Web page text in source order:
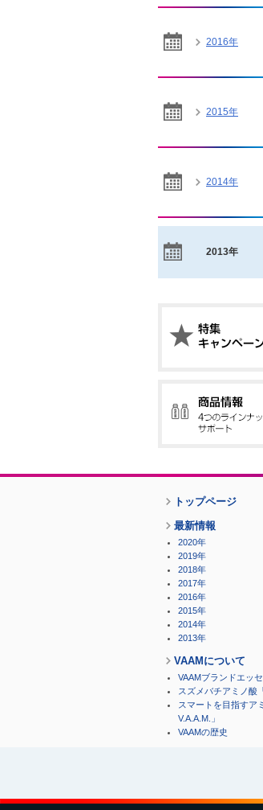
2016年
2015年
2014年
2013年
トップページ
最新情報
2020年
2019年
2018年
2017年
2016年
2015年
2014年
2013年
VAAMについて
VAAMブランドエッ
スズメバチアミノ酸
スマートを目指すア
V.A.A.M.」
VAAMの歴史